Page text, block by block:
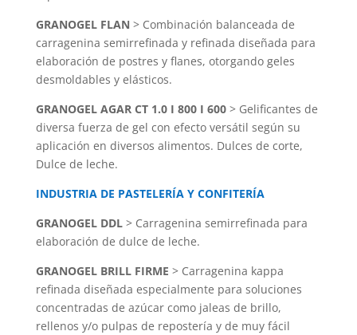
GRANOGEL FLAN > Combinación balanceada de
carragenina semirrefinada y refinada diseñada para
elaboración de postres y flanes, otorgando geles
desmoldables y elásticos.
GRANOGEL AGAR CT 1.0 I 800 I 600> Gelificantes de
diversa fuerza de gel con efecto versátil según su
aplicación en diversos alimentos. Dulces de corte,
Dulce de leche.
INDUSTRIA DE PASTELERÍA Y CONFITERÍA
GRANOGEL DDL> Carragenina semirrefinada para
elaboración de dulce de leche.
GRANOGEL BRILL FIRME > Carragenina kappa
refinada diseñada especialmente para soluciones
concentradas de azúcar como jaleas de brillo,
rellenos y/o pulpas de repostería y de muy fácil